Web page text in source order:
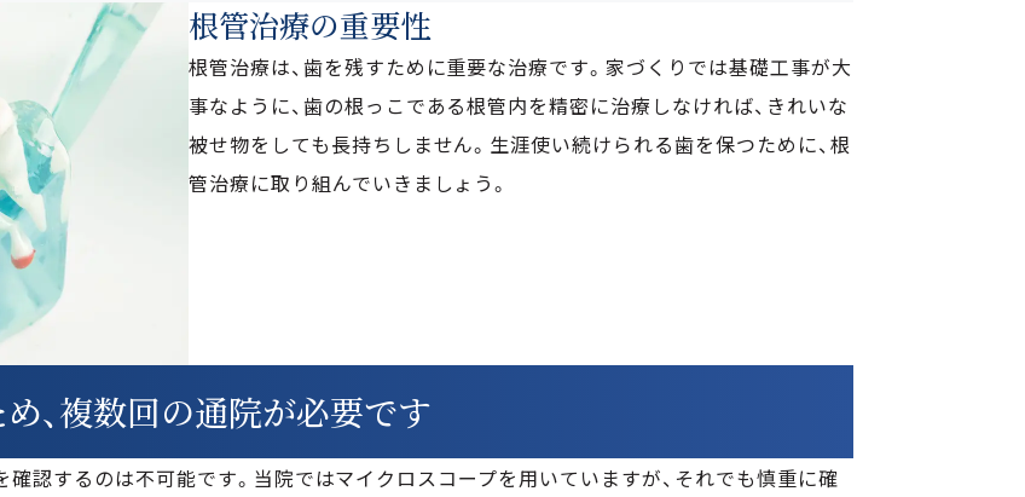
根管治療の重要性
根管治療は、歯を残すために重要な治療です。家づくりでは基礎工事が大
事なように、歯の根っこである根管内を精密に治療しなければ、きれいな
被せ物をしても長持ちしません。生涯使い続けられる歯を保つために、根
管治療に取り組んでいきましょう。
、複数回の通院が必要です
認するのは不可能です。当院ではマイクロスコープを用いていますが、それでも慎重に確
LINE予約では、以下医院コードが
必要となりますので必ずお控えください。
まず医院コードをコピー